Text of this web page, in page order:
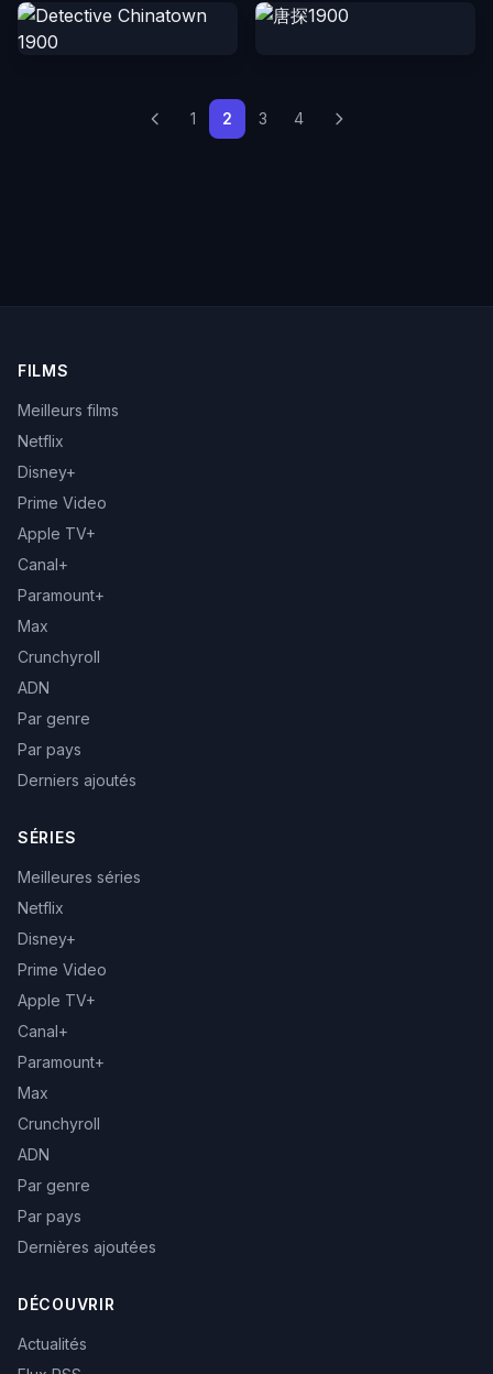
1 2 3 4
FILMS
Meilleurs films
Netflix
Disney+
Prime Video
Apple TV+
Canal+
Paramount+
Max
Crunchyroll
ADN
Par genre
Par pays
Derniers ajoutés
SÉRIES
Meilleures séries
Netflix
Disney+
Prime Video
Apple TV+
Canal+
Paramount+
Max
Crunchyroll
ADN
Par genre
Par pays
Dernières ajoutées
DÉCOUVRIR
Actualités